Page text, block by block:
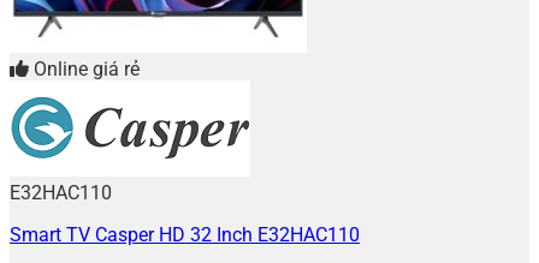
Online giá rẻ
E32HAC110
Smart TV Casper HD 32 Inch E32HAC110